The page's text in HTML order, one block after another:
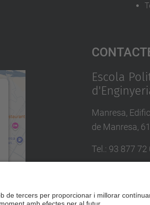
Escola
Manresa,
de Manresa,
Tel.: 93 877 72